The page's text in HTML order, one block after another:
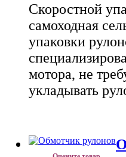
Скоростной
самоходная
упаковки
мотора, не
укладывать